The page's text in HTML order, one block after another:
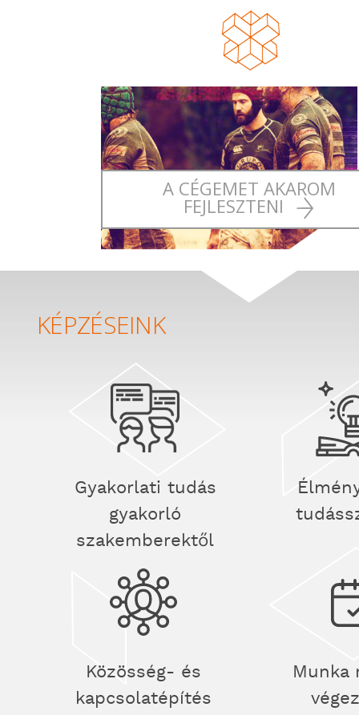
A CÉGEMET AKAROM
FEJLESZTENI
KÉPZÉSEINK
Gyakorlati tudás
gyakorló
szakemberektől
Közösség- és
kapcsolatépítés
Munka